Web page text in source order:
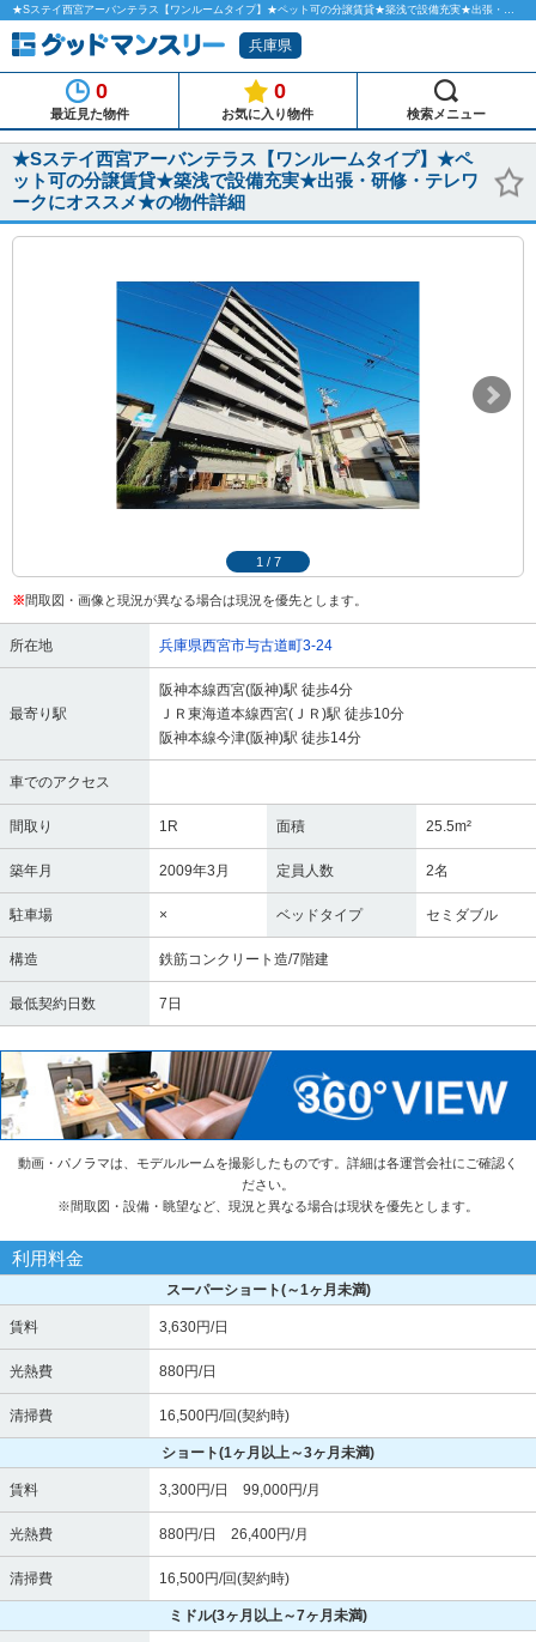
★Sステイ西宮アーバンテラス【ワンルームタイプ】★ペット可の分譲賃貸★築浅で設備充実★出張・研修・テレワークにオススメ★のマンスリーマンション物件詳細「グッドマンスリー」
兵庫県
0
最近見た物件
0
お気に入り物件 検索メニュー
★Sステイ西宮アーバンテラス【ワンルームタイプ】★ペ
ット可の分譲賃貸★築浅で設備充実★出張・研修・テレワ
ークにオススメ★の物件詳細
1 / 7
※間取図・画像と現況が異なる場合は現況を優先とします。
所在地 兵庫県西宮市与古道町3-24
最寄り駅
阪神本線西宮(阪神)駅 徒歩4分
ＪＲ東海道本線西宮(ＪＲ)駅 徒歩10分
阪神本線今津(阪神)駅 徒歩14分
車でのアクセス
間取り 1R 面積 25.5m²
築年月 2009年3月 定員人数 2名
駐車場 × ベッドタイプ セミダブル
構造 鉄筋コンクリート造/7階建
最低契約日数 7日
動画・パノラマは、モデルルームを撮影したものです。詳細は各運営会社にご確認く
ださい。
※間取図・設備・眺望など、現況と異なる場合は現状を優先とします。
利用料金
スーパーショート(～1ヶ月未満)
賃料 3,630円/日
光熱費 880円/日
清掃費 16,500円/回(契約時)
ショート(1ヶ月以上～3ヶ月未満)
賃料 3,300円/日 99,000円/月
光熱費 880円/日 26,400円/月
清掃費 16,500円/回(契約時)
ミドル(3ヶ月以上～7ヶ月未満)